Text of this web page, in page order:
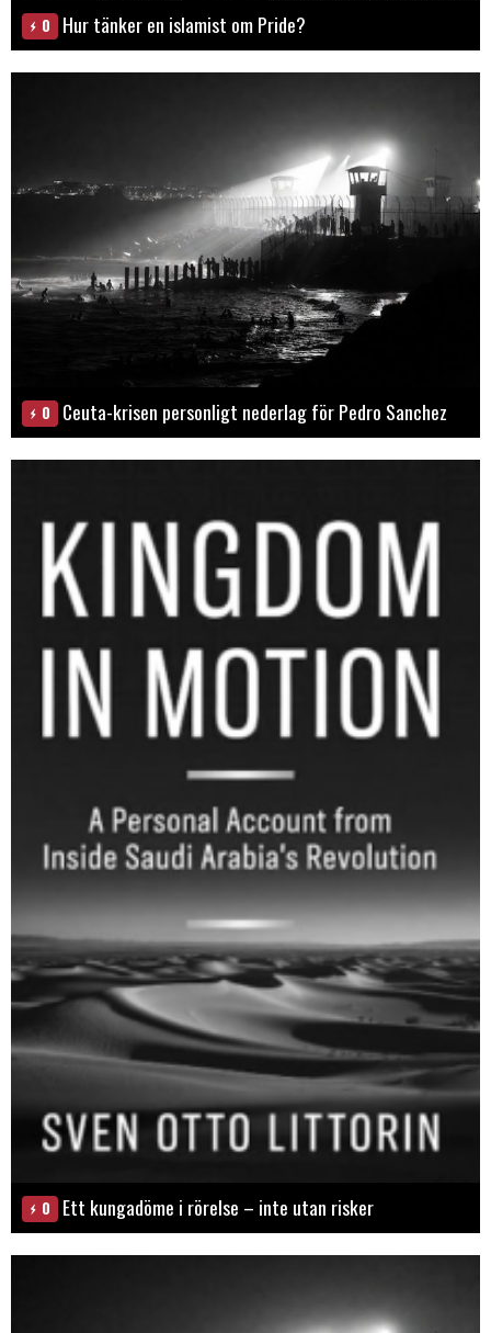
0 Hur tänker en islamist om Pride?
0 Ceuta-krisen personligt nederlag för Pedro Sanchez
0 Ett kungadöme i rörelse – inte utan risker